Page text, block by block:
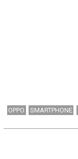
OPPO SMARTPHONE